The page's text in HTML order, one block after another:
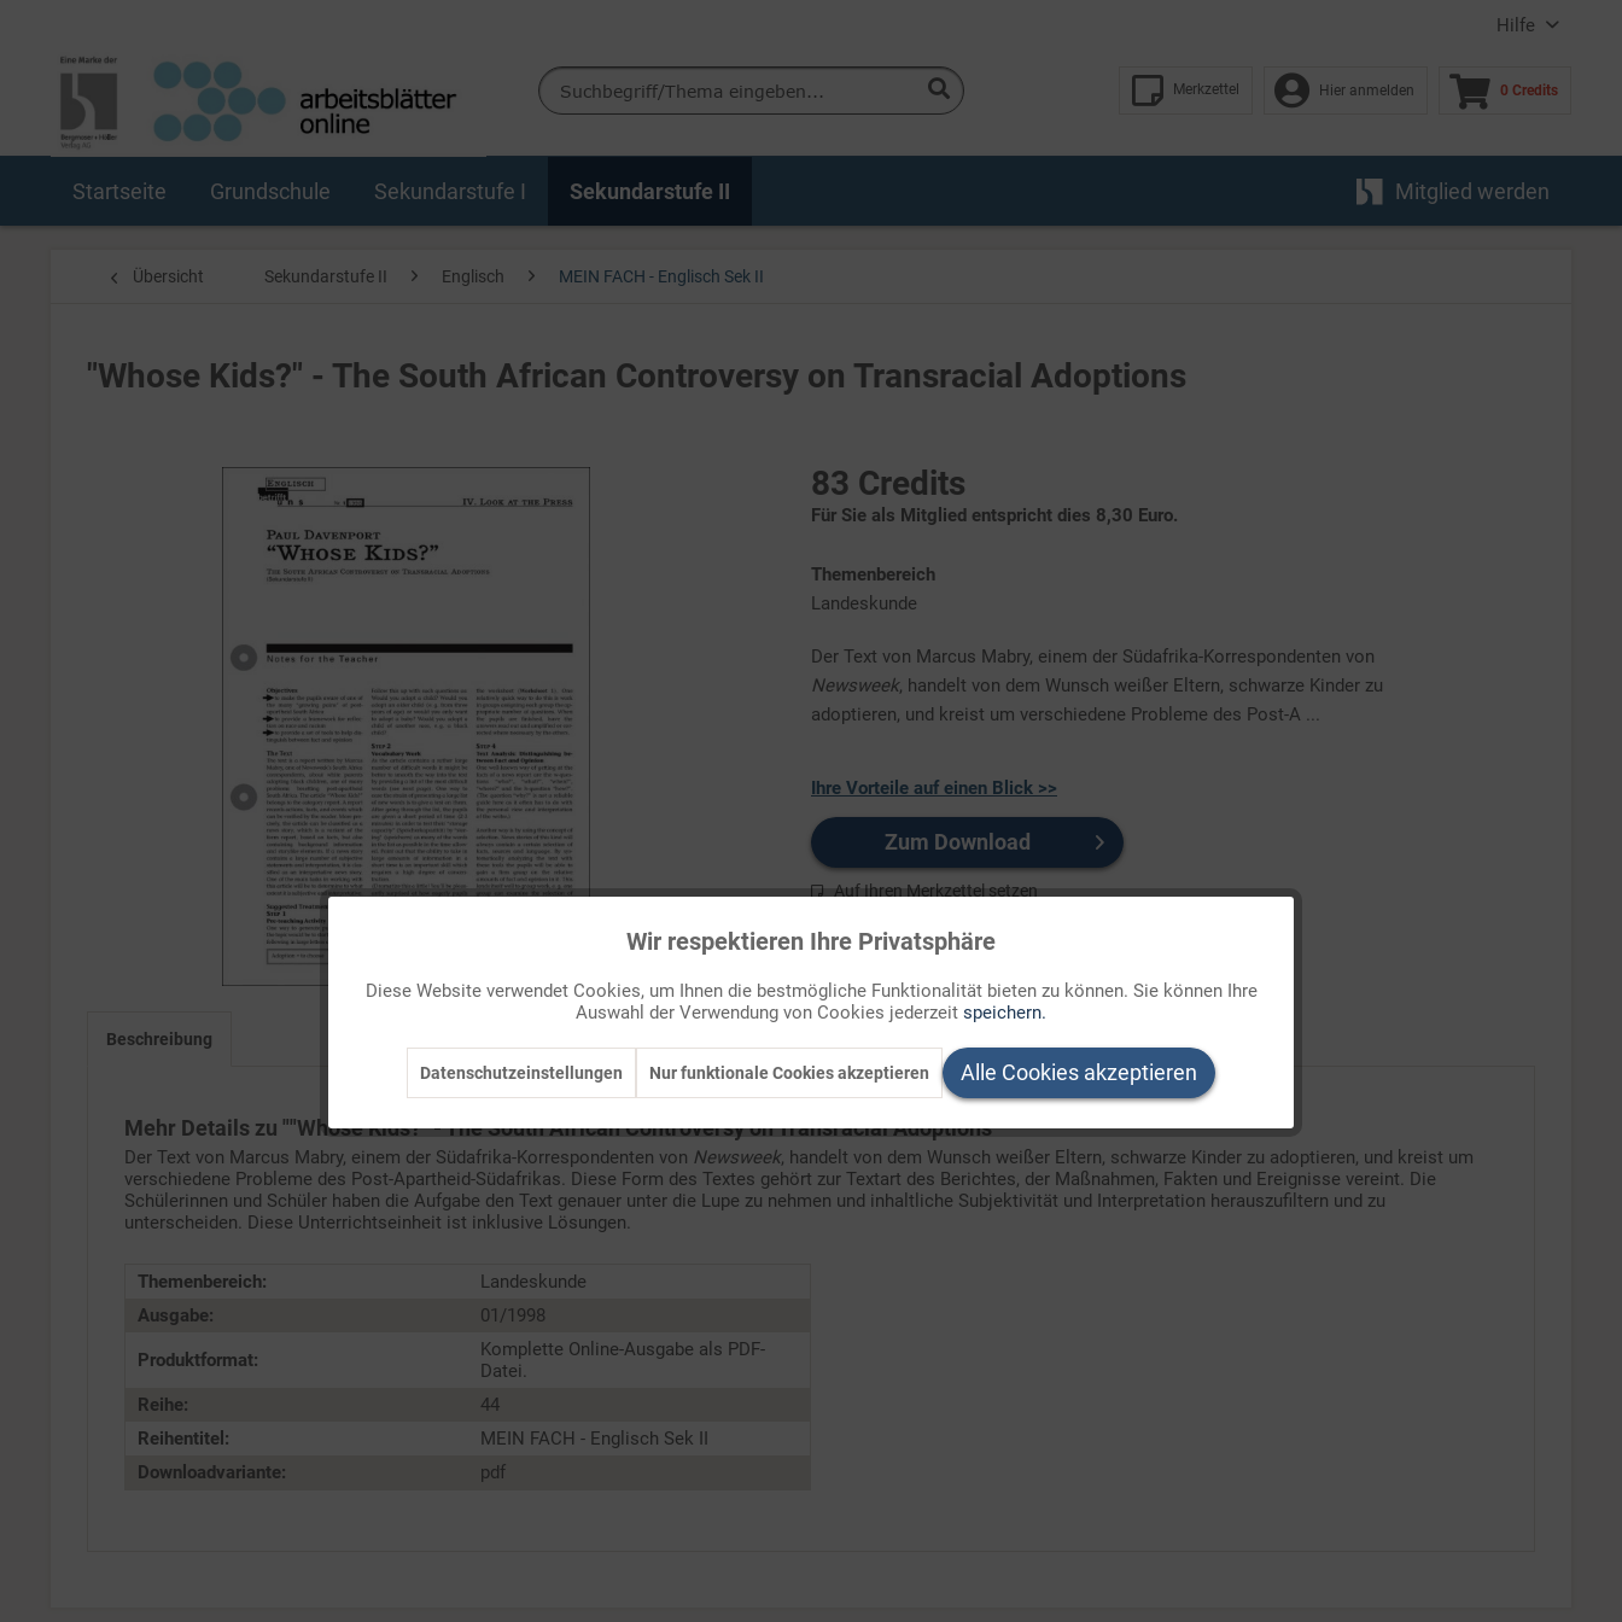
Hilfe
Merkzettel Hier anmelden 0 Credits
Startseite Grundschule Sekundarstufe I Sekundarstufe II Mitglied werden
Übersicht Sekundarstufe II Englisch MEIN FACH - Englisch Sek II
"Whose Kids?" - The South African Controversy on Transracial Adoptions
83 Credits
Für Sie als Mitglied entspricht dies 8,30 Euro.
Themenbereich
Landeskunde
Der Text von Marcus Mabry, einem der Südafrika-Korrespondenten von
Newsweek, handelt von dem Wunsch weißer Eltern, schwarze Kinder zu
adoptieren, und kreist um verschiedene Probleme des Post-A ...
Ihre Vorteile auf einen Blick >>
Zum Download
Auf Ihren Merkzettel setzen
Beschreibung
Mehr Details zu ""Whose Kids?" - The South African Controversy on Transracial Adoptions"
Der Text von Marcus Mabry, einem der Südafrika-Korrespondenten von Newsweek, handelt von dem Wunsch weißer Eltern, schwarze Kinder zu adoptieren, und kreist um
verschiedene Probleme des Post-Apartheid-Südafrikas. Diese Form des Textes gehört zur Textart des Berichtes, der Maßnahmen, Fakten und Ereignisse vereint. Die
Schülerinnen und Schüler haben die Aufgabe den Text genauer unter die Lupe zu nehmen und inhaltliche Subjektivität und Interpretation herauszufiltern und zu
unterscheiden. Diese Unterrichtseinheit ist inklusive Lösungen.
Themenbereich:
Landeskunde
Ausgabe:
01/1998
Produktformat:
Komplette Online-Ausgabe als PDF-
Datei.
Reihe:
44
Reihentitel:
MEIN FACH - Englisch Sek II
Downloadvariante:
pdf
Inaktiv
Service Inaktiv
Wir respektieren Ihre Privatsphäre
Diese Website verwendet Cookies, um Ihnen die bestmögliche Funktionalität bieten zu können. Sie können Ihre
Auswahl der Verwendung von Cookies jederzeit speichern.
Datenschutzeinstellungen Nur funktionale Cookies akzeptieren Alle Cookies akzeptieren